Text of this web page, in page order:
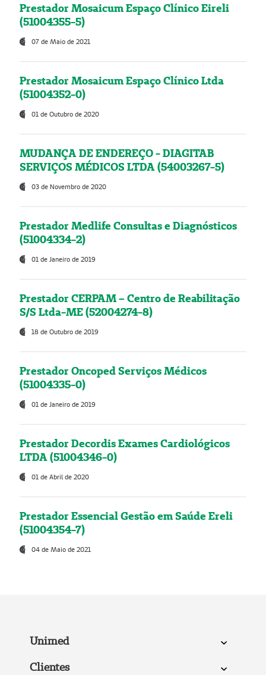
Prestador Mosaicum Espaço Clínico Eireli
(51004355-5)
07 de Maio de 2021
Prestador Mosaicum Espaço Clínico Ltda
(51004352-0)
01 de Outubro de 2020
MUDANÇA DE ENDEREÇO - DIAGITAB
SERVIÇOS MÉDICOS LTDA (54003267-5)
03 de Novembro de 2020
Prestador Medlife Consultas e Diagnósticos
(51004334-2)
01 de Janeiro de 2019
Prestador CERPAM – Centro de Reabilitação
S/S Ltda-ME (52004274-8)
18 de Outubro de 2019
Prestador Oncoped Serviços Médicos
(51004335-0)
01 de Janeiro de 2019
Prestador Decordis Exames Cardiológicos
LTDA (51004346-0)
01 de Abril de 2020
Prestador Essencial Gestão em Saúde Ereli
(51004354-7)
04 de Maio de 2021
Unimed
Clientes